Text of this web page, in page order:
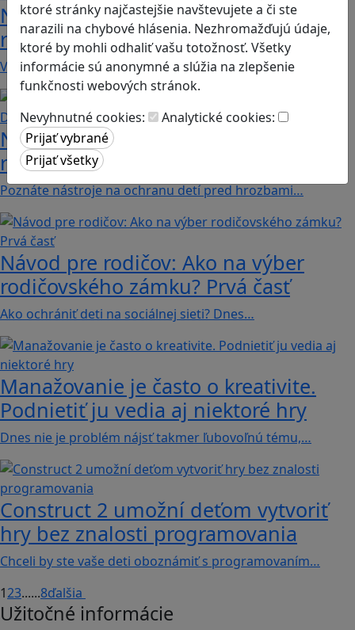
ktoré stránky najčastejšie navštevujete a či ste
narazili na chybové hlásenia. Nezhromažďujú údaje,
ktoré by mohli odhaliť vašu totožnosť. Všetky
informácie sú anonymné a slúžia na zlepšenie
funkčnosti webových stránok.
Nevyhnutné cookies:
Analytické cookies:
Návod pre rodičov: Ako na výber
rodičovského zámku? Tretia časť
V obchode Play je možné nájsť veľké množstvo…
Návod pre rodičov: Ako na výber
rodičovského zámku? Druhá časť
Poznáte nástroje na ochranu detí pred hrozbami…
Návod pre rodičov: Ako na výber
rodičovského zámku? Prvá časť
Ako ochrániť deti na sociálnej sieti? Dnes…
Manažovanie je často o kreativite.
Podnietiť ju vedia aj niektoré hry
Dnes nie je problém nájsť takmer ľubovoľnú tému,…
Construct 2 umožní deťom vytvoriť
hry bez znalosti programovania
Chceli by ste vaše deti oboznámiť s programovaním…
123......8ďalšia
Užitočné informácie